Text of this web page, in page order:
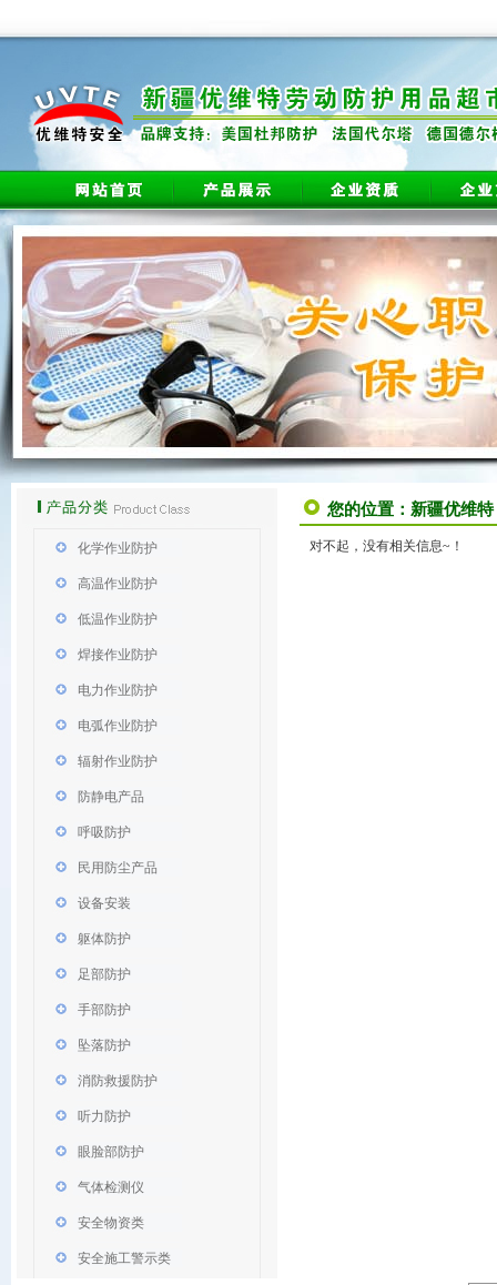
化学作业防护
高温作业防护
低温作业防护
焊接作业防护
电力作业防护
电弧作业防护
辐射作业防护
防静电产品
呼吸防护
民用防尘产品
设备安装
躯体防护
足部防护
手部防护
坠落防护
消防救援防护
听力防护
眼脸部防护
气体检测仪
安全物资类
安全施工警示类
您的位置： 新疆优维特
对不起，没有相关信息~！